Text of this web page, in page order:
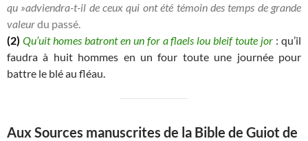
qu »adviendra-t-il de ceux qui ont été témoin des temps de grande
valeurdu passé.
(2) Qu’uit homes batront en un for a flaels lou bleif toute jor : qu’il
faudra à huit hommes en un four toute une journée pour
battre le blé au fléau.
Aux Sources manuscrites de la Bible de Guiot de